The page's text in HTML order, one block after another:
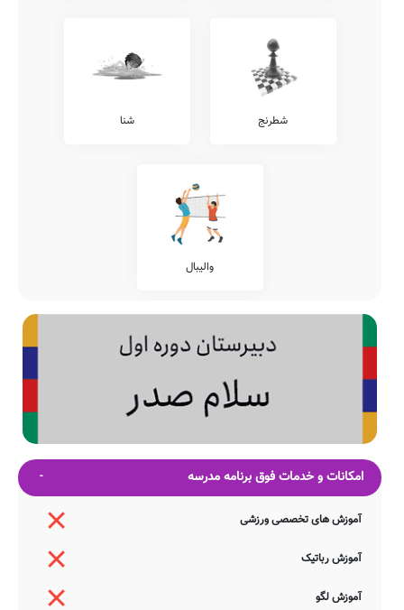
شطرنج شنا
والیبال
امکانات و خدمات فوق برنامه مدرسه
آموزش های تخصصی ورزشی
آموزش رباتیک
آموزش لگو